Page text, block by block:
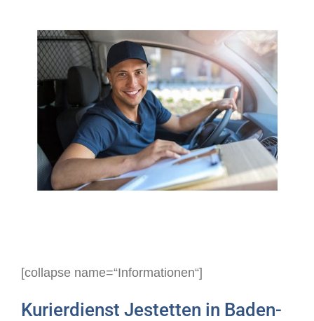
[collapse name=“Informationen“]
Kurierdienst Jestetten in Baden-